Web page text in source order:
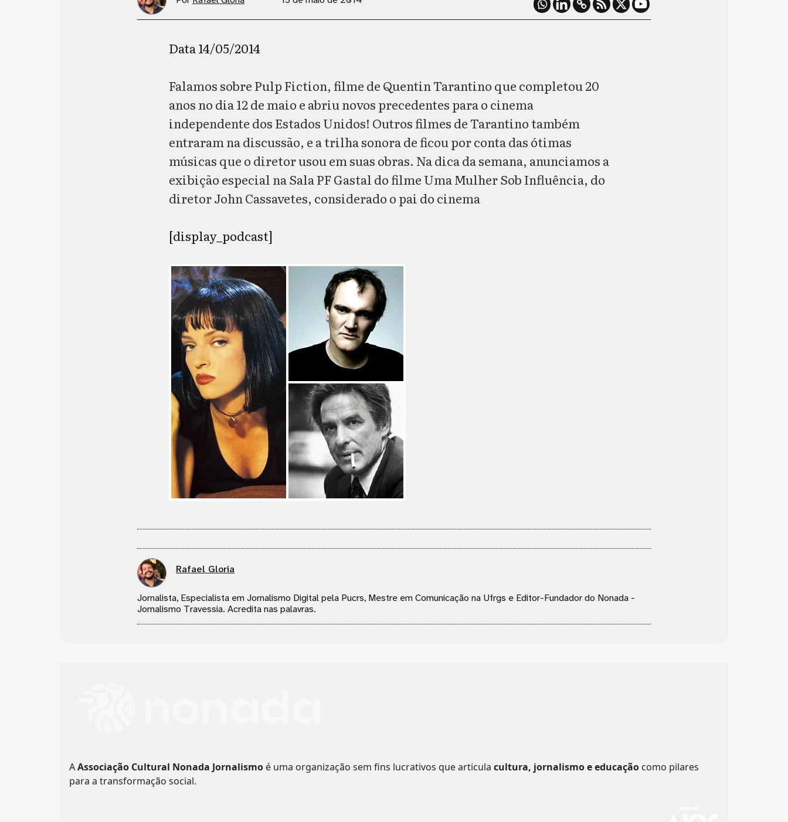
Data 14/05/2014
Falamos sobre Pulp Fiction, filme de Quentin Tarantino que completou 20
anos no dia 12 de maio e abriu novos precedentes para o cinema
independentedos Estados Unidos! Outros filmes de Tarantino também
entraram na discussão, e a trilha sonora de ficou por conta das ótimas
músicas que o diretor usou em suas obras. Na dica da semana, anunciamos a
exibição especial na Sala PF Gastal do filme Uma Mulher Sob Influência, do
diretor John Cassavetes, considerado o pai do cinema
[display_podcast]
Rafael Gloria
Jornalista, Especialista em Jornalismo Digital pela Pucrs, Mestre em Comunicação na Ufrgs e Editor-Fundador do Nonada -
Jornalismo Travessia. Acredita nas palavras.
AAssociação Cultural Nonada Jornalismo é uma organização sem fins lucrativos que articula cultura, jornalismo e educação como pilares
para a transformação social.